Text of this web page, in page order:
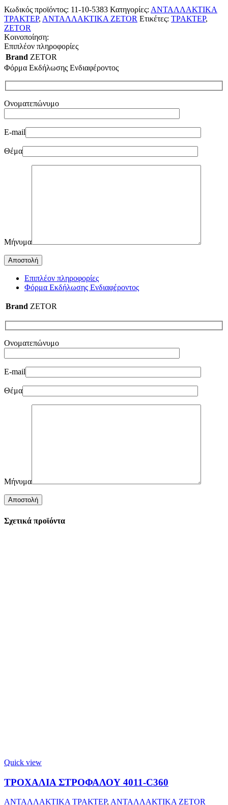
Κωδικός προϊόντος: 11-10-5383 Κατηγορίες: ΑΝΤΑΛΛΑΚΤΙΚΑ
ΤΡΑΚΤΕΡ, ΑΝΤΑΛΛΑΚΤΙΚΑ ZETOR Ετικέτες: ΤΡΑΚΤΕΡ,
ZETOR
Κοινοποίηση:
Επιπλέον πληροφορίες
Brand ZETOR
Φόρμα Εκδήλωσης Ενδιαφέροντος
Ονοματεπώνυμο
E-mail
Θέμα
Μήνυμα
Επιπλέον πληροφορίες
Φόρμα Εκδήλωσης Ενδιαφέροντος
Brand ZETOR
Ονοματεπώνυμο
E-mail
Θέμα
Μήνυμα
Σχετικά προϊόντα
Quick view
ΤΡΟΧΑΛΙΑ ΣΤΡΟΦΑΛΟΥ 4011-C360
ΑΝΤΑΛΛΑΚΤΙΚΑ ΤΡΑΚΤΕΡ, ΑΝΤΑΛΛΑΚΤΙΚΑ ZETOR